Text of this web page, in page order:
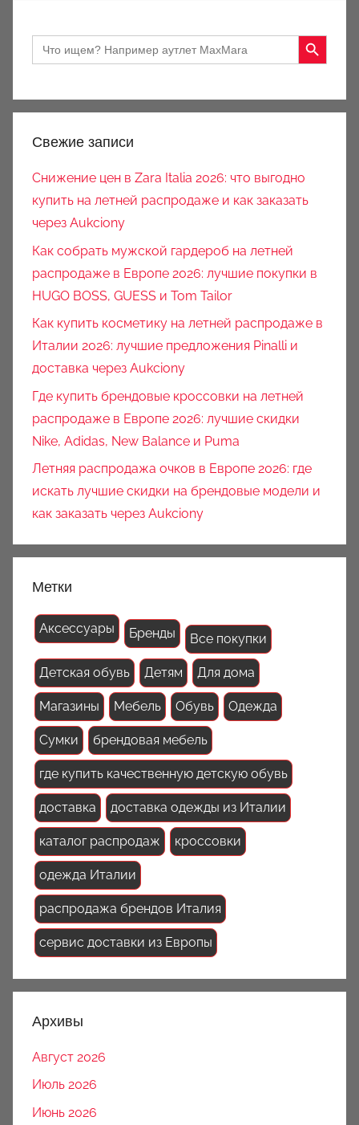
Search
for:
Search Button
Свежие записи
Снижение цен в Zara Italia 2026: что выгодно
купить на летней распродаже и как заказать
через Aukciony
Как собрать мужской гардероб на летней
распродаже в Европе 2026: лучшие покупки в
HUGO BOSS, GUESS и Tom Tailor
Как купить косметику на летней распродаже в
Италии 2026: лучшие предложения Pinalli и
доставка через Aukciony
Где купить брендовые кроссовки на летней
распродаже в Европе 2026: лучшие скидки
Nike, Adidas, New Balance и Puma
Летняя распродажа очков в Европе 2026: где
искать лучшие скидки на брендовые модели и
как заказать через Aukciony
Метки
Аксессуары Бренды Все покупки
Детская обувь Детям Для дома
Магазины Мебель Обувь Одежда
Сумки брендовая мебель
где купить качественную детскую обувь
доставка доставка одежды из Италии
каталог распродаж кроссовки
одежда Италии
распродажа брендов Италия
сервис доставки из Европы
Архивы
Август 2026
Июль 2026
Июнь 2026